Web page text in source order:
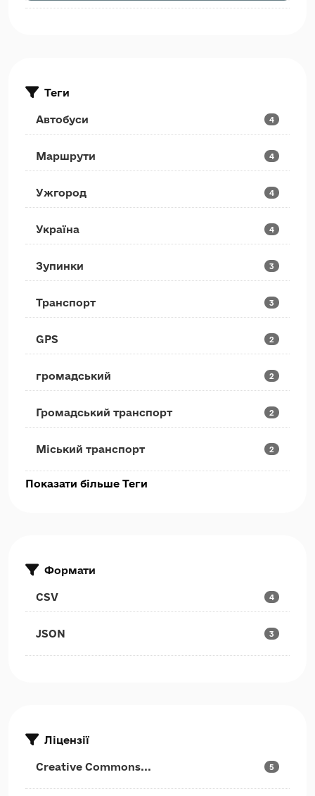
Теги
Автобуси 4
Маршрути 4
Ужгород 4
Україна 4
Зупинки 3
Транспорт 3
GPS 2
громадський 2
Громадський транспорт 2
Міський транспорт 2
Показати більше Теги
Формати
CSV 4
JSON 3
Ліцензії
Creative Commons... 5